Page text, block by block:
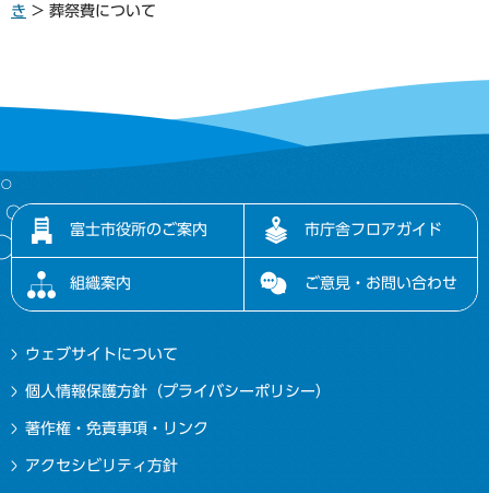
き > 葬祭費について
富士市役所のご案内 市庁舎フロアガイド
組織案内 ご意見・お問い合わせ
ウェブサイトについて
個人情報保護方針（プライバシーポリシー）
著作権・免責事項・リンク
アクセシビリティ方針